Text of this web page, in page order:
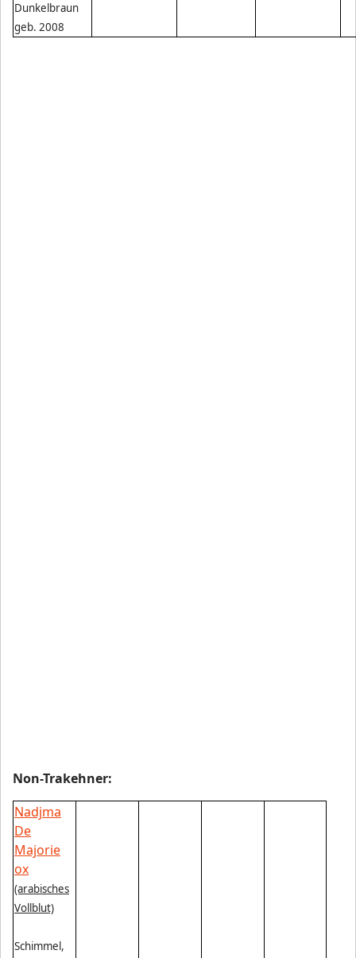
Dunkelbraun
geb. 2008
Non-Trakehner:
Nadjma
De
Majorie
ox
(arabisches
Vollblut)
Schimmel,